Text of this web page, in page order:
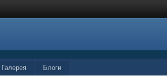
Галерея Блоги